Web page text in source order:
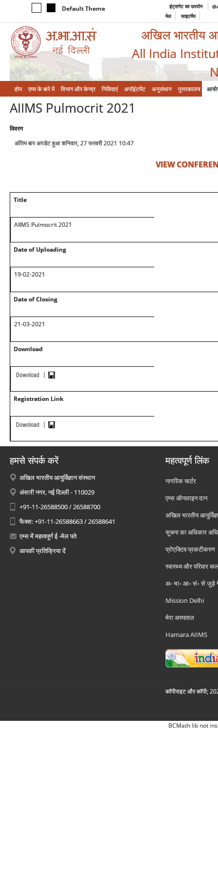
Default Theme इंट्रानेट का उपयोग
मेल
साइटमैप
अखिल भारतीय
All India
होम एम्‍स के बारे में विभाग और केन्‍द्र निविदाएं अपॉइंटमेंट अनुसंधान पुस्तकालय
AIIMS Pulmocrit 2021
विवरण
अंतिम बार अपडेट हुआ शनिवार, 27 फरवरी 2021 10:47
VIEW
Title
AIIMS Pulmocrit 2021
Date of Uploading
19-02-2021
Date of Closing
21-03-2021
Download
Registration Link
हमसे संपर्क करें
अखिल भारतीय आयुर्विज्ञान संस्थान
अंसारी नगर, नई दिल्ली - 110029
+91-11-26588500 / 26588700
फैक्स: +91-11-26588663 / 26588641
एम्स में महत्वपूर्ण ई -मेल पते
आपकी प्रतिक्रिया दें
महत्वपूर्ण लिंक
नागरिक चार्टर
एम्स ऑनलाइन दान
अखिल भारतीय
सूचना का अधिकार
प्रोएक्टिव प्रकटीकरण
स्वास्थ्य और परिवार
अ॰ भा॰ आ॰ सं॰ से जुड़े
Mission Delhi
मेरा अस्पताल
Hamara AIIMS
कॉपीराइट और कॉपी;
BCMath lib not